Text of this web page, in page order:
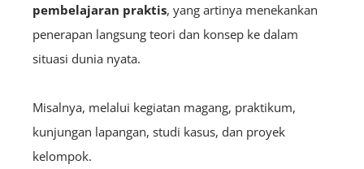
pembelajaran praktis, yang artinya menekankan
penerapan langsung teori dan konsep ke dalam
situasi dunia nyata.
Misalnya, melalui kegiatan magang, praktikum,
kunjungan lapangan, studi kasus, dan proyek
kelompok.